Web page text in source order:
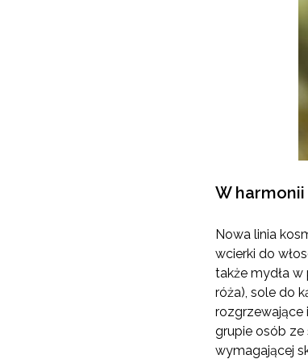
W
Nowa linia
wcierki do
także mydła w
róża), sole do
rozgrzewające
grupie osób ze
wymagającej